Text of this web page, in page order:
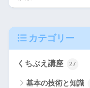
カテゴリー
くちぶえ講座 27
基本の技術と知識